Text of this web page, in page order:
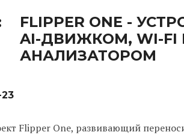
FLIPPER ONE -
AI-ДВИЖКОМ, WI-
АНАЛИЗАТОРОМ
Flipper One, развивающий